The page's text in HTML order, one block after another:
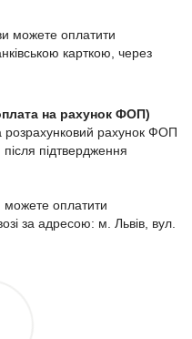
можете оплатити
карткою, через
на рахунок ФОП)
рахунок ФОП
підтвердження
можете оплатити
за адресою: м. Львів, вул.